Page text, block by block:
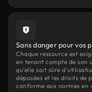
Sans danger pour vos
Chaque ressource est
en tenant compte de son
qu'elle soit sûre
déposées et les droits de
conforme aux normes en